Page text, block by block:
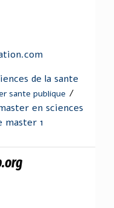
de la sante
sante publique /
en sciences
master 1